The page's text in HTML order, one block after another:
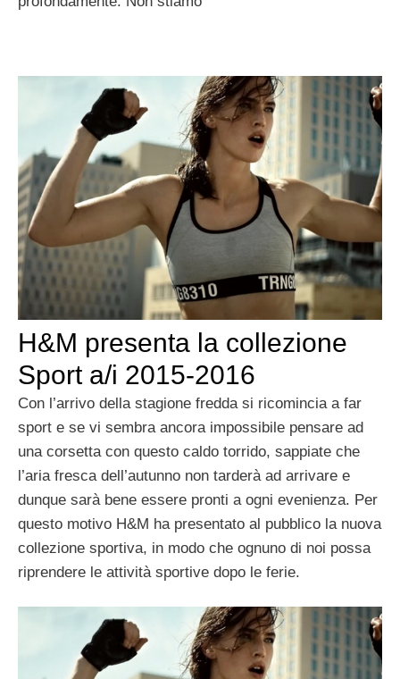
H&M presenta la collezione
Sport a/i 2015-2016
Con l’arrivo della stagione fredda si ricomincia a far
sport e se vi sembra ancora impossibile pensare ad
una corsetta con questo caldo torrido, sappiate che
l’aria fresca dell’autunno non tarderà ad arrivare e
dunque sarà bene essere pronti a ogni evenienza. Per
questo motivo H&M ha presentato al pubblico la nuova
collezione sportiva, in modo che ognuno di noi possa
riprendere le attività sportive dopo le ferie.